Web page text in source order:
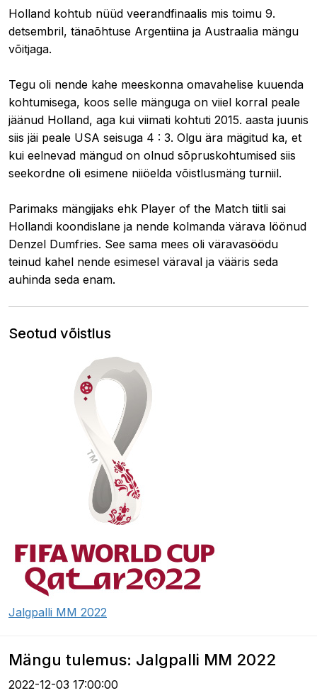
Holland kohtub nüüd veerandfinaalis mis toimu 9.
detsembril, tänaõhtuse Argentiina ja Austraalia mängu
võitjaga.
Tegu oli nende kahe meeskonna omavahelise kuuenda
kohtumisega, koos selle mänguga on viiel korral peale
jäänud Holland, aga kui viimati kohtuti 2015. aasta juunis
siis jäi peale USA seisuga 4 : 3. Olgu ära mägitud ka, et
kui eelnevad mängud on olnud sõpruskohtumised siis
seekordne oli esimene niiöelda võistlusmäng turniil.
Parimaks mängijaks ehk Player of the Match tiitli sai
Hollandi koondislane ja nende kolmanda värava löönud
Denzel Dumfries. See sama mees oli väravasöödu
teinud kahel nende esimesel väraval ja vääris seda
auhinda seda enam.
Seotud võistlus
Jalgpalli MM 2022
Mängu tulemus: Jalgpalli MM 2022
2022-12-03 17:00:00